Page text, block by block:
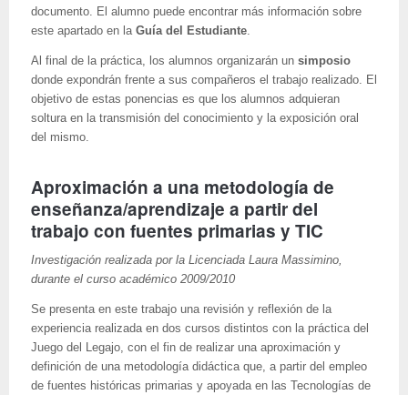
documento. El alumno puede encontrar más información sobre
este apartado en la Guía del Estudiante
Al final de la práctica, los alumnos organizarán un simposio
donde expondrán frente a sus compañeros el trabajo realizado. El
objetivo de estas ponencias es que los alumnos adquieran
soltura en la transmisión del conocimiento y la exposición oral
del mismo.
Aproximación a una metodología de
enseñanza/aprendizaje a partir del
trabajo con fuentes primarias y TIC
Investigación realizada por la Licenciada Laura Massimino,
durante el curso académico 2009/2010
Se presenta en este trabajo una revisión y reflexión de la
experiencia realizada en dos cursos distintos con la práctica del
Juego del Legajo, con el fin de realizar una aproximación y
definición de una metodología didáctica que, a partir del empleo
de fuentes históricas primarias y apoyada en las Tecnologías de